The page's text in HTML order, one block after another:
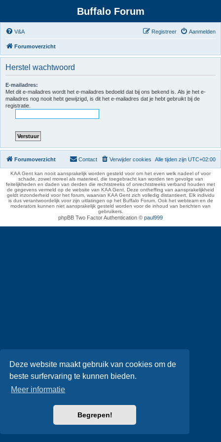
Deze website maakt gebruik van cookies om de
beste surfervaring te kunnen bieden.
Meer informatie
Begrepen!
Buffalo Forum
V&A Aanmelden
Registreer
Forumoverzicht
Herstel wachtwoord
E-mailadres:
Met dit e-mailadres wordt het e-mailadres bedoeld dat bij ons bekend is. Als je het e-
mailadres nog nooit hebt gewijzigd, is dit het e-mailadres dat je hebt gebruikt bij de
registratie.
Forumoverzicht Alle tijden zijn UTC+02:00
Verwijder cookies
Contact
KAA Gent kan nooit aansprakelijk worden gesteld voor om het even welk nadeel of voor
schade, zowel moreel als materieel, die toegebracht kan worden ten gevolge van
feitelijkheden en daden van derden die rechtstreeks of onrechtstreeks verband houden met
de gegevens vermeld op de website van KAA Gent. Deze ontheffing van aansprakelijkheid
geldt inzonderheid voor het forum, waarvan KAA Gent zich volledig distantieert. Elk individu
is dus verantwoordelijk voor zijn uitlatingen op het Buffalo Forum. Ook het webteam en de
moderators kunnen niet aansprakelijk gesteld worden voor de inhoud van berichten van
gebruikers.
phpBB Two Factor Authentication © paul999